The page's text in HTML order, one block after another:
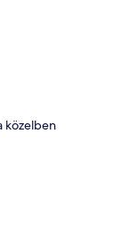
közelben